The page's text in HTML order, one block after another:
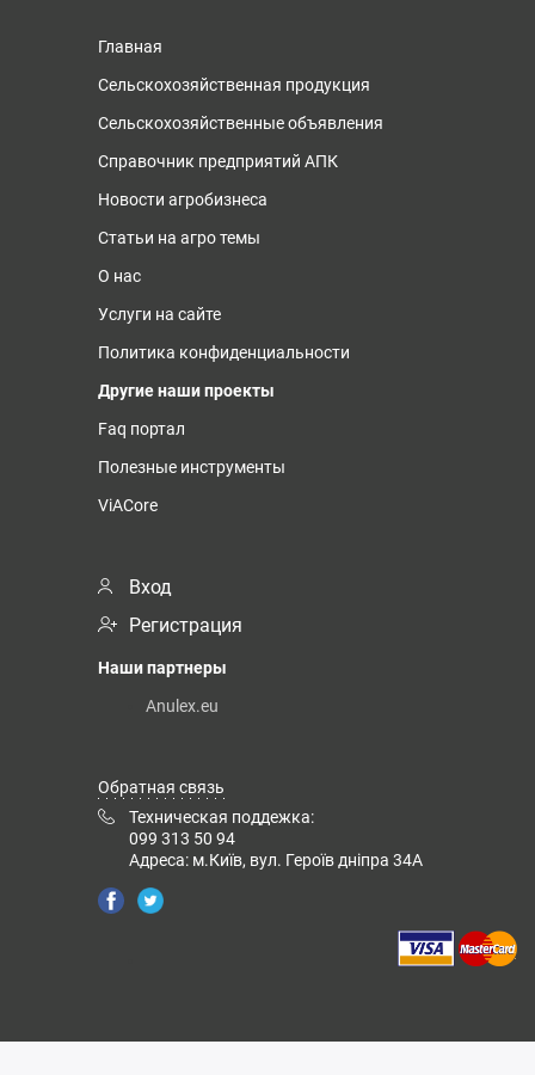
Главная
Сельскохозяйственная продукция
Сельскохозяйственные объявления
Справочник предприятий АПК
Новости агробизнеса
Статьи на агро темы
О нас
Услуги на сайте
Политика конфиденциальности
Другие наши проекты
Faq портал
Полезные инструменты
ViACore
Вход
Регистрация
Наши партнеры
Anulex.eu
Обратная связь
Техническая поддежка:
099 313 50 94
Адреса: м.Київ, вул. Героїв дніпра 34А